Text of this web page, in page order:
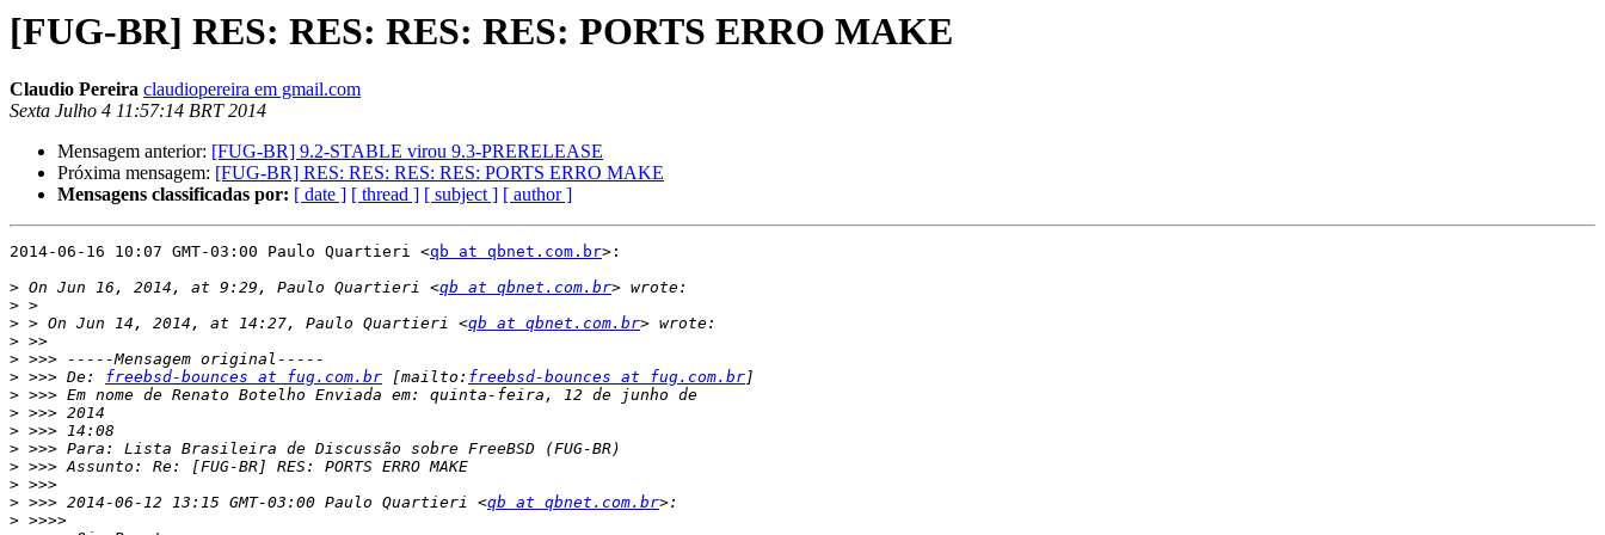
[FUG-BR] RES: RES: RES: RES: PORTS ERRO MAKE
Claudio Pereira claudiopereira em gmail.com
Sexta Julho 4 11:57:14 BRT 2014
Mensagem anterior: [FUG-BR] 9.2-STABLE virou 9.3-PRERELEASE
Próxima mensagem: [FUG-BR] RES: RES: RES: RES: PORTS ERRO MAKE
Mensagens classificadas por: [ date ] [ thread ] [ subject ] [ author ]
2014-06-16 10:07 GMT-03:00 Paulo Quartieri <qb at qbnet.com.br>:
> On Jun 16, 2014, at 9:29, Paulo Quartieri <qb at qbnet.com.br
>
> > On Jun 14, 2014, at 14:27, Paulo Quartieri <qb at qbnet.com.br
>
>
> >>> De: freebsd-bounces at fug.com.br [mailto: freebsd-bounces at fug.com.br
>
>
>
>
>
>
> >>> 2014-06-12 13:15 GMT-03:00 Paulo Quartieri <qb at qbnet.com.br
>